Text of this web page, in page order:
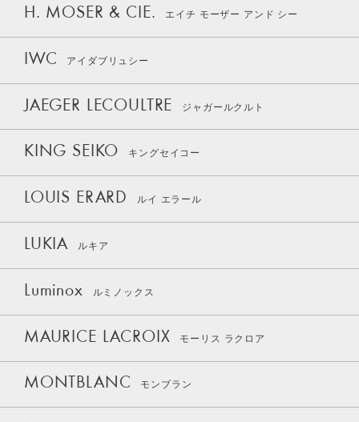
H. MOSER & CIE. エイチ モーザー アンド シー
IWC アイダブリュシー
JAEGER LECOULTRE ジャガールクルト
KING SEIKO キングセイコー
LOUIS ERARD ルイ エラール
LUKIA ルキア
Luminox ルミノックス
MAURICE LACROIX モーリス ラクロア
MONTBLANC モンブラン